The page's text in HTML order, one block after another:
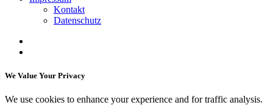
Kontakt
Datenschutz
We Value Your Privacy
We use cookies to enhance your experience and for traffic analysis.